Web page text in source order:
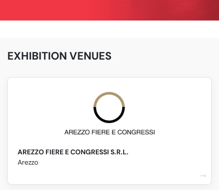
EXHIBITION VENUES
AREZZO FIERE E CONGRESSI S.R.L.
Arezzo